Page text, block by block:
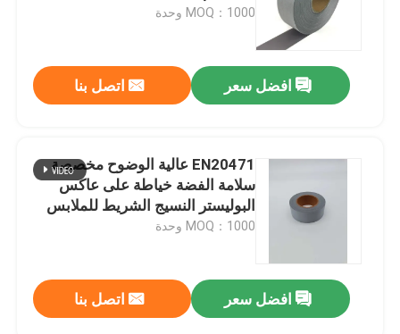
جولة في المعمل
اتصل بنا
أخبار
جميع القضايا
MOQ：1000 وحدة
افضل سعر اتصل بنا
EN20471 عالية الوضوح مخصصة
سلامة الفضة خياطة على عاكس
البوليستر النسيج الشريط للملابس
MOQ：1000 وحدة
افضل سعر اتصل بنا